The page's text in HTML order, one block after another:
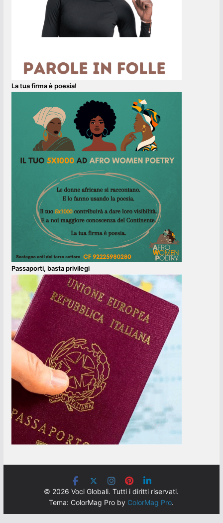
La tua firma è poesia!
Passaporti, basta privilegi
© 2026 Voci Globali. Tutti i diritti riservati.
Tema: ColorMag Pro by ColorMag Pro.